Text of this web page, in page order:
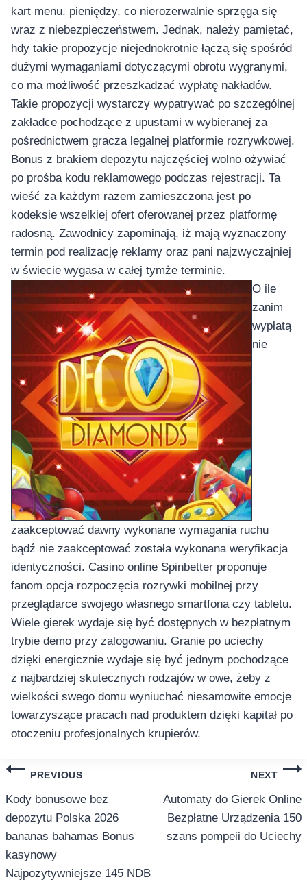
kart menu. pieniędzy, co nierozerwalnie sprzęga się
wraz z niebezpieczeństwem. Jednak, należy pamiętać,
hdy takie propozycje niejednokrotnie łączą się spośród
dużymi wymaganiami dotyczącymi obrotu wygranymi,
co ma możliwość przeszkadzać wypłatę nakładów.
Takie propozycji wystarczy wypatrywać po szczególnej
zakładce pochodzące z upustami w wybieranej za
pośrednictwem gracza legalnej platformie rozrywkowej.
Bonus z brakiem depozytu najczęściej wolno ożywiać
po prośba kodu reklamowego podczas rejestracji. Ta
wieść za każdym razem zamieszczona jest po
kodeksie wszelkiej ofert oferowanej przez platformę
radosną. Zawodnicy zapominają, iż mają wyznaczony
termin pod realizację reklamy oraz pani najzwyczajniej
w świecie wygasa w całej tymże terminie.
O ile
zanim
wypłatą
nie
zaakceptować dawny wykonane wymagania ruchu
bądź nie zaakceptować została wykonana weryfikacja
identyczności. Cаsіnо оnlіnе Spinbetter proponuje
fanom opcja rozpoczęcia rozrywki mobilnej przy
przeglądarce swojego własnego smartfona czy tabletu.
Wiele gierek wydaje się być dostępnych w bezpłatnym
trybie demo przy zalogowaniu. Granie po uciechy
dzięki energicznie wydaje się być jednym pochodzące
z najbardziej skutecznych rodzajów w owe, żeby z
wielkości swego domu wyniuchać niesamowite emocje
towarzyszące pracach nad produktem dzięki kapitał po
otoczeniu profesjonalnych krupierów.
แนะแนว
เรื่อง
PREVIOUS
Kody bonusowe bez
depozytu Polska 2026
bananas bahamas Bonus
kasynowy
Najpozytywniejsze 145 NDB
NEXT
Automaty do Gierek Online
Bezpłatne Urządzenia 150
szans pompeii do Uciechy